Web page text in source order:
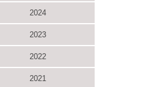
2024
2023
2022
2021